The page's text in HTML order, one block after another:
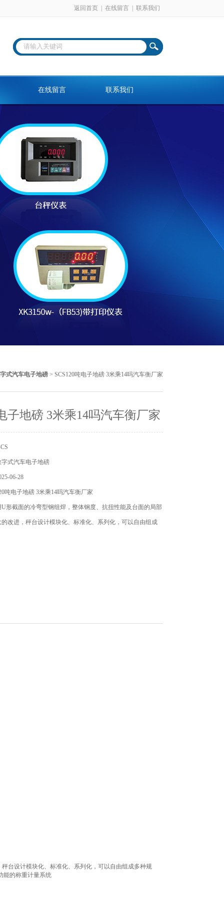
返回首页 在线留言 联系我们
在线留言 联系我们
式汽车电子地磅 > SCS120吨电子地磅 3米乘14吗汽车衡厂家
子地磅 3米乘14吗汽车衡厂家
式汽车电子地磅
06-28
吨电子地磅 3米乘14吗汽车衡厂家
形截面的冷弯型钢组焊，整体钢度、抗扭性能及台面的局部
改进，秤台设计模块化、标准化、系列化，可以自由组成
台设计模块化、标准化、系列化，可以自由组成多种规
能的称重计量系统